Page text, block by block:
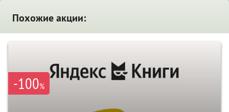
Похожие акции:
-100%